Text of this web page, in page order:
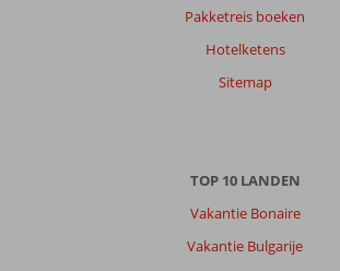
Pakketreis boeken
Hotelketens
Sitemap
TOP 10 LANDEN
Vakantie Bonaire
Vakantie Bulgarije